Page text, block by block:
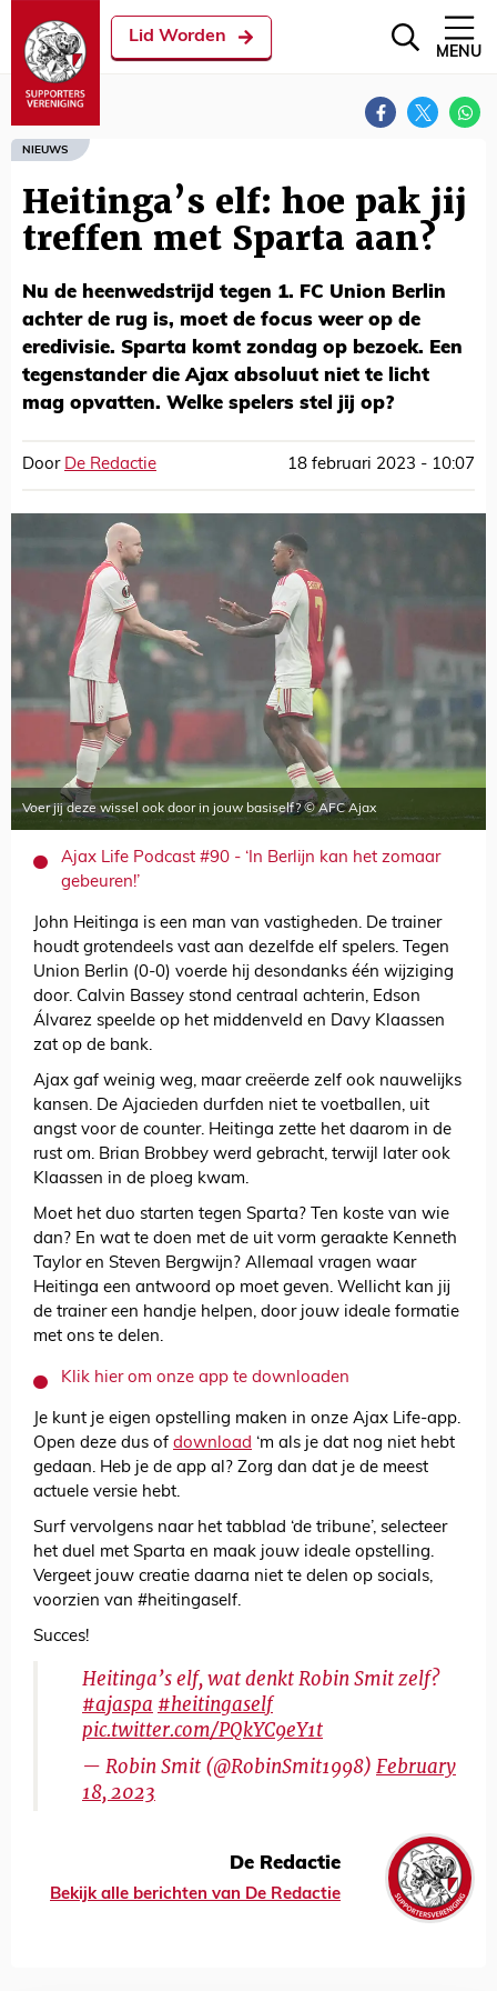
Lid Worden
MENU
NIEUWS
Heitinga’s elf: hoe pak jij
treffen met Sparta aan?
Nu de heenwedstrijd tegen 1. FC Union Berlin
achter de rug is, moet de focus weer op de
eredivisie. Sparta komt zondag op bezoek. Een
tegenstander die Ajax absoluut niet te licht
mag opvatten. Welke spelers stel jij op?
Door De Redactie 18 februari 2023 - 10:07
Voer jij deze wissel ook door in jouw basiself? © AFC Ajax
Ajax Life Podcast #90 - ‘In Berlijn kan het zomaar
gebeuren!’
John Heitinga is een man van vastigheden. De trainer
houdt grotendeels vast aan dezelfde elf spelers. Tegen
Union Berlin (0-0) voerde hij desondanks één wijziging
door. Calvin Bassey stond centraal achterin, Edson
Álvarez speelde op het middenveld en Davy Klaassen
zat op de bank.
Ajax gaf weinig weg, maar creëerde zelf ook nauwelijks
kansen. De Ajacieden durfden niet te voetballen, uit
angst voor de counter. Heitinga zette het daarom in de
rust om. Brian Brobbey werd gebracht, terwijl later ook
Klaassen in de ploeg kwam.
Moet het duo starten tegen Sparta? Ten koste van wie
dan? En wat te doen met de uit vorm geraakte Kenneth
Taylor en Steven Bergwijn? Allemaal vragen waar
Heitinga een antwoord op moet geven. Wellicht kan jij
de trainer een handje helpen, door jouw ideale formatie
met ons te delen.
Klik hier om onze app te downloaden
Je kunt je eigen opstelling maken in onze Ajax Life-app.
Open deze dus of download ‘m als je dat nog niet hebt
gedaan. Heb je de app al? Zorg dan dat je de meest
actuele versie hebt.
Surf vervolgens naar het tabblad ‘de tribune’, selecteer
het duel met Sparta en maak jouw ideale opstelling.
Vergeet jouw creatie daarna niet te delen op socials,
voorzien van #heitingaself.
Succes!
Heitinga’s elf, wat denkt Robin Smit zelf?
#ajaspa #heitingaself
pic.twitter.com/PQkYC9eY1t
— Robin Smit (@RobinSmit1998) February
18, 2023
De Redactie
Bekijk alle berichten van De Redactie